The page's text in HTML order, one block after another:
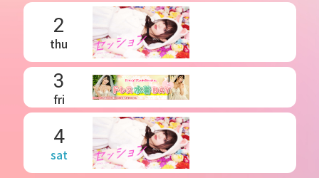
2
thu
3
fri
4
sat